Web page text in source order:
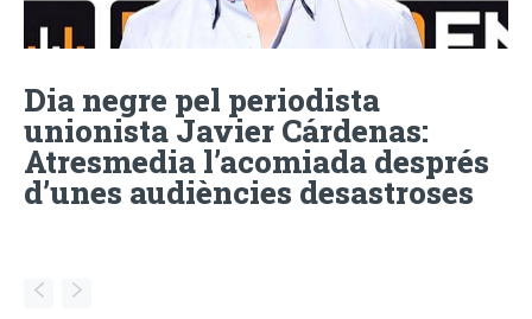
Dia negre pel periodista
unionista Javier Cárdenas:
Atresmedia l’acomiada després
d’unes audiències desastroses